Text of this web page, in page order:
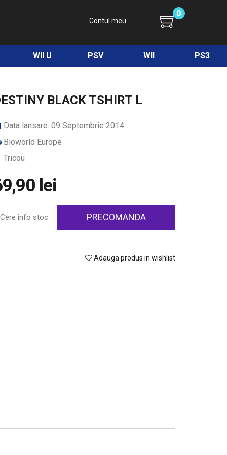
Contul meu
0
WII U PSV WII PS3
BLACK TSHIRT L
Data lansare: 09 Septembrie 2014
Bioworld Europe
Tricou
lei
Cere info stoc PRECOMANDA
Adauga produs in wishlist